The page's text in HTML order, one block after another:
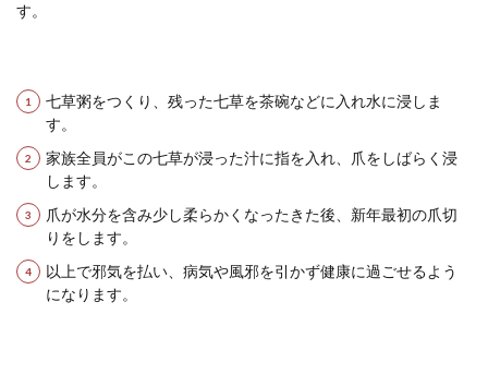
す。
七草粥をつくり、残った七草を茶碗などに入れ水に浸しま
す。
家族全員がこの七草が浸った汁に指を入れ、爪をしばらく浸
します。
爪が水分を含み少し柔らかくなったきた後、新年最初の爪切
りをします。
以上で邪気を払い、病気や風邪を引かず健康に過ごせるよう
になります。